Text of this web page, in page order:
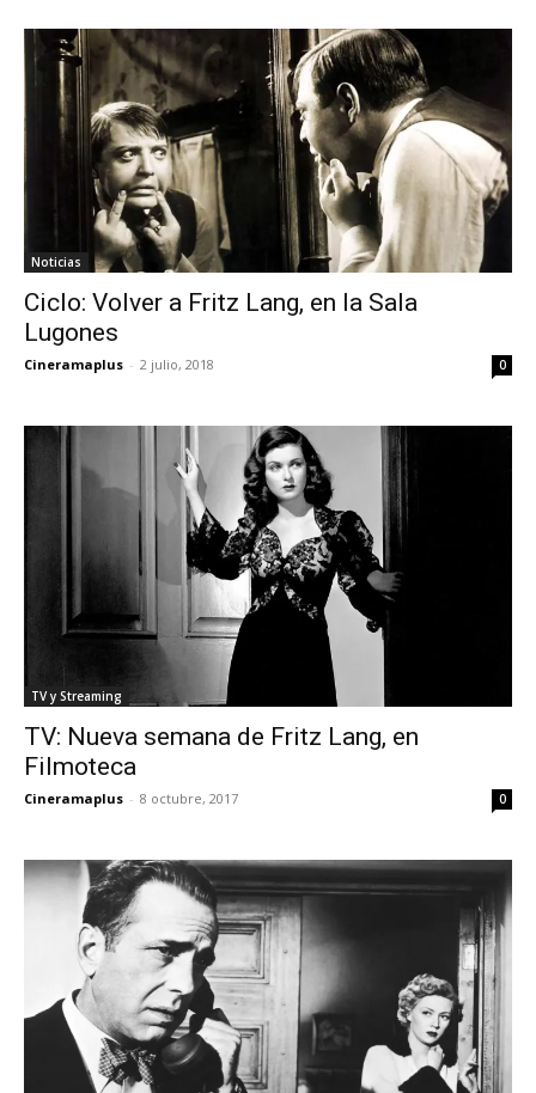
Noticias
Ciclo: Volver a Fritz Lang, en la Sala
Lugones
Cineramaplus - 2 julio, 2018 0
TV y Streaming
TV: Nueva semana de Fritz Lang, en
Filmoteca
Cineramaplus - 8 octubre, 2017 0